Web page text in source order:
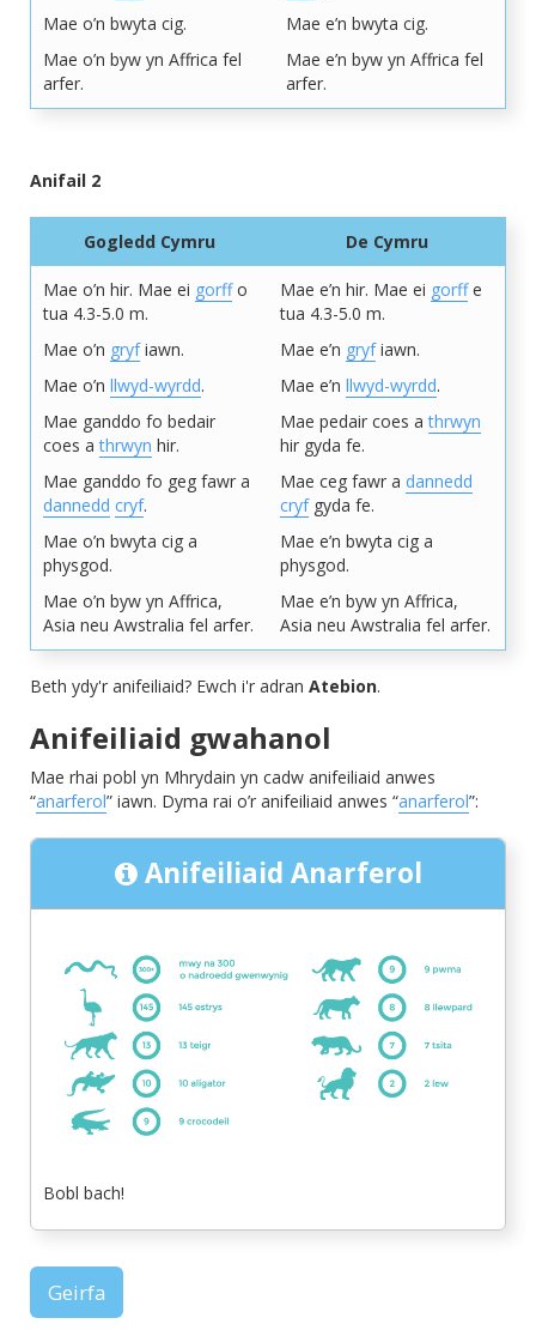
Mae o’n bwyta cig.
Mae o’n byw yn Affrica fel
arfer.
Mae e’n bwyta cig.
Mae e’n byw yn Affrica fel
arfer.
Anifail 2
Gogledd Cymru De Cymru
Mae o’n hir. Mae ei gorffo
tua 4.3-5.0 m.
Mae o’n gryfiawn.
Mae o’n llwyd-wyrdd.
Mae ganddo fo bedair
coes athrwyn hir.
Mae ganddo fo geg fawr a
dannedd cryf.
Mae o’n bwyta cig a
physgod.
Mae o’n byw yn Affrica,
Asia neu Awstralia fel arfer.
Mae e’n hir. Mae ei gorffe
tua 4.3-5.0 m.
Mae e’n gryfiawn.
Mae e’n llwyd-wyrdd.
Mae pedair coes athrwyn
hir gyda fe.
Mae ceg fawr a dannedd
cryfgyda fe.
Mae e’n bwyta cig a
physgod.
Mae e’n byw yn Affrica,
Asia neu Awstralia fel arfer.
Beth ydy'r anifeiliaid? Ewch i'r adran Atebion.
Anifeiliaid gwahanol
Mae rhai pobl yn Mhrydain yn cadw anifeiliaid anwes
“anarferol” iawn. Dyma rai o’r anifeiliaid anwes “anarferol”:
Anifeiliaid Anarferol
Bobl bach!
Geirfa